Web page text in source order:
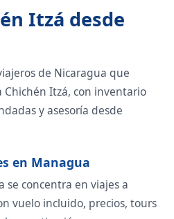
Itzá desde
de Nicaragua que
Chichén Itzá, con inventario
y asesoría desde
en Managua
concentra en viajes a
vuelo incluido, precios, tours